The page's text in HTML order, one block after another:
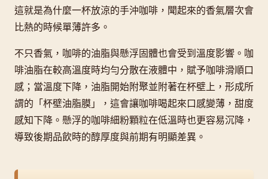
這就是為什麼一杯放涼的手沖咖啡，聞起來的香氣層次會
比熱的時候單薄許多。
不只香氣，咖啡的油脂與懸浮固體也會受到溫度影響。咖
啡油脂在較高溫度時均勻分散在液體中，賦予咖啡滑順口
感；當溫度下降，油脂開始附聚並附著在杯壁上，形成所
謂的「杯壁油脂膜」，這會讓咖啡喝起來口感變薄，甜度
感知下降。懸浮的咖啡細粉顆粒在低溫時也更容易沉降，
導致後期品飲時的醇厚度與前期有明顯差異。